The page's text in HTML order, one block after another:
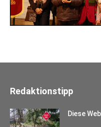
Redaktionstipp
Diese